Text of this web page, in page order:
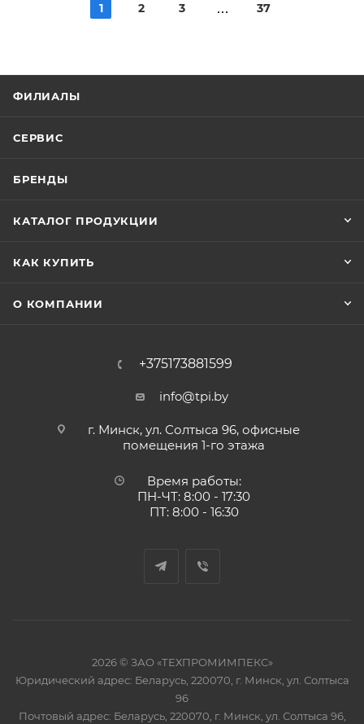
1 2 3 37
ФИЛИАЛЫ
СЕРВИС
БРЕНДЫ
КАТАЛОГ ПРОДУКЦИИ
КАК КУПИТЬ
О КОМПАНИИ
+375173881599
info@tpi.by
г. Минск, ул. Солтыса 96, офисные
помещения 1-го этажа
Время работы:
ПН-ЧТ: 8:00 - 17:30
ПТ: 8:00 - 16:30
2026 © ЗАО «ТЕХПРОМИМПЕКС»
Юридический адрес: Беларусь, 220070, г. Минск, ул. Солтыса
96
Почтовый адрес: Беларусь, 220070, г. Минск, ул. Солтыса 96,